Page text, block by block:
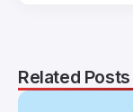
Related Posts